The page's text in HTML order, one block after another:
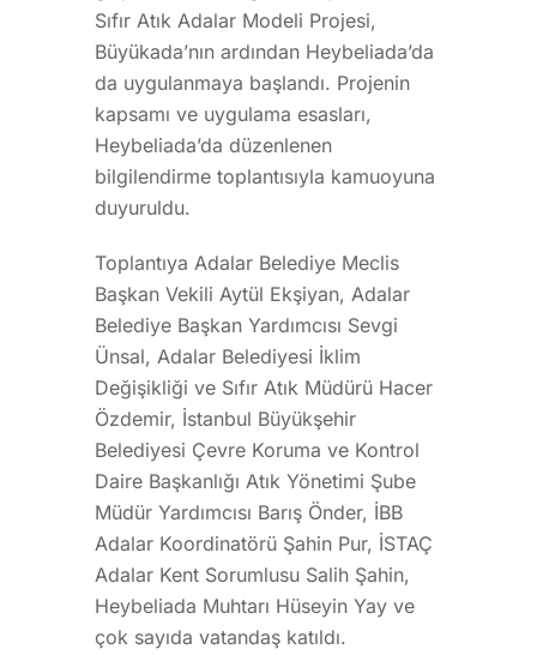
Sıfır Atık Adalar Modeli Projesi,
Büyükada’nın ardından Heybeliada’da
da uygulanmaya başlandı. Projenin
kapsamı ve uygulama esasları,
Heybeliada’da düzenlenen
bilgilendirme toplantısıyla kamuoyuna
duyuruldu.
Toplantıya Adalar Belediye Meclis
Başkan Vekili Aytül Ekşiyan, Adalar
Belediye Başkan Yardımcısı Sevgi
Ünsal, Adalar Belediyesi İklim
Değişikliği ve Sıfır Atık Müdürü Hacer
Özdemir, İstanbul Büyükşehir
Belediyesi Çevre Koruma ve Kontrol
Daire Başkanlığı Atık Yönetimi Şube
Müdür Yardımcısı Barış Önder, İBB
Adalar Koordinatörü Şahin Pur, İSTAÇ
Adalar Kent Sorumlusu Salih Şahin,
Heybeliada Muhtarı Hüseyin Yay ve
çok sayıda vatandaş katıldı.